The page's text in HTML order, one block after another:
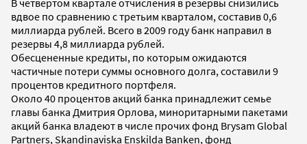
вдвое по сравнению с третьим кварталом, составив 0,6
миллиарда рублей. Всего в 2009 году банк направил в
резервы 4,8 миллиарда рублей.
Обесцененные кредиты, по которым ожидаются
частичные потери суммы основного долга, составили 9
процентов кредитного портфеля.
Около 40 процентов акций банка принадлежит семье
главы банка Дмитрия Орлова, миноритарными пакетами
акций банка владеют в числе прочих фонд Brysam Global
Partners, Skandinaviska Enskilda Banken, фонд